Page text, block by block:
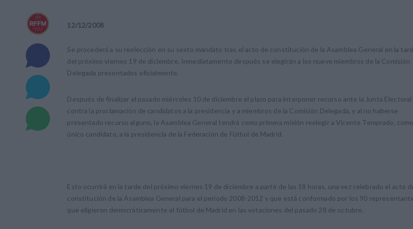
12/12/2008
Se procederá a su reelección en su sexto mandato tras el acto de constitución de la Asamblea General en la
del próximo viernes 19 de diciembre. Inmediatamente después se elegirán a los nueve miembros de la Comisión
Delegada presentados oficialmente.
Después de finalizar el pasado miércoles 10 de diciembre el plazo para interponer recurso ante la Junta Electoral
contra la proclamación de candidatos a la presidencia y a miembros de la Comisión Delegada, y al no haberse
presentado recurso alguno, la Asamblea General tendrá como primera misión reelegir a Vicente Temprado, como
único candidato, a la presidencia de la Federación de Fútbol de Madrid.
Esto ocurrirá en la tarde del próximo viernes 19 de diciembre a partir de las 18 horas, una vez celebrado el acto
constitución de la Asamblea General para el periodo 2008-2012 y que está conformado por los 90
que eligieron democráticamente el fútbol de Madrid en las votaciones del pasado 28 de octubre.